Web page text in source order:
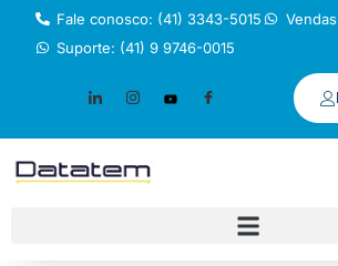
Fale conosco: (41) 3343-5015
Suporte: (41) 9 9746-0015